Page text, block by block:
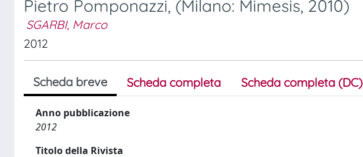
Pietro Pomponazzi, (Milano: Mimesis, 2010)
SGARBI, Marco
2012
Scheda breve Scheda completa Scheda completa (DC)
Anno pubblicazione
2012
Titolo della Rivista